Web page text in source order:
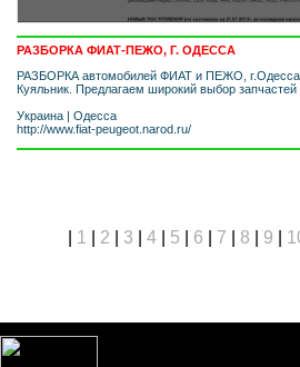
РАЗБОРКА ФИАТ-ПЕЖО, Г. ОДЕССА
РАЗБОРКА автомобилей ФИАТ и ПЕЖО,
Куяльник. Предлагаем широкий выбор
Украина | Одесса
http://www.fiat-peugeot.narod.ru/
1 2 3 4| 5 6 7 8 9